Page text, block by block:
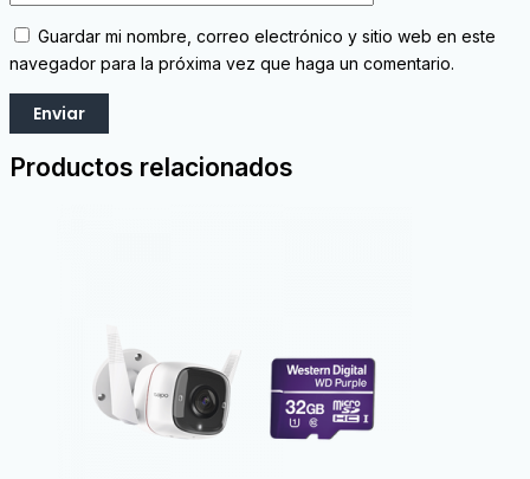
Guardar mi nombre, correo electrónico y sitio web en este
navegador para la próxima vez que haga un comentario.
Productos relacionados